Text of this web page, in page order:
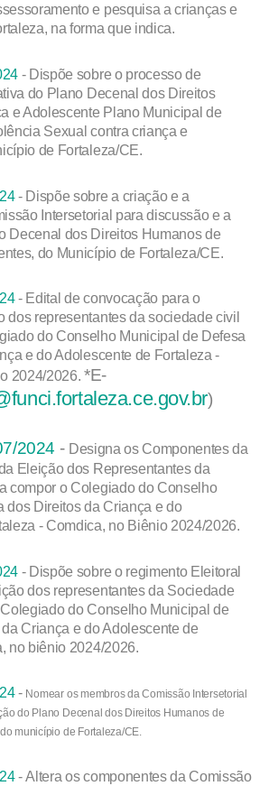
e pesquisa a crianças e
na forma que indica.
- Dispõe sobre o processo de
do Plano Decenal dos Direitos
e Adolescente Plano Municipal de
Sexual contra criança e
de Fortaleza/CE.
- Dispõe sobre a criação e a
Intersetorial para discussão e a
Decenal dos Direitos Humanos de
do Município de Fortaleza/CE.
- Edital de convocação para o
dos representantes da sociedade civil
do Conselho Municipal de Defesa
e do Adolescente de Fortaleza -
2024/2026.*E-
)
2024 - Designa os Componentes da
Eleição dos Representantes da
compor o Colegiado do Conselho
dos Direitos da Criança e do
- Comdica, no Biênio 2024/2026.
- Dispõe sobre o regimento Eleitoral
dos representantes da Sociedade
do Conselho Municipal de
Criança e do Adolescente de
no biênio 2024/2026.
- Nomear os membros da Comissão Intersetorial
do Plano Decenal dos Direitos Humanos de
município de Fortaleza/CE.
- Altera os componentes da Comissão